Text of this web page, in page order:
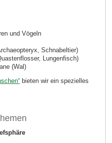
und Vögeln
Schnabeltier)
Lungenfisch)
(Wal)
bieten wir ein spezielles